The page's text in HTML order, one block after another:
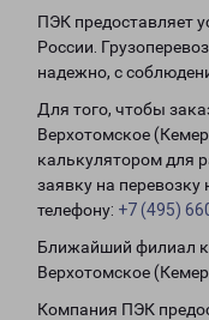
ПЭК предоставляет
России.
надежно, с
Для того, чтобы
Верхотомское
калькулятором для
заявку на перевозку
телефону: +7 (495)
Ближайший филиал
Верхотомское
Компания ПЭК